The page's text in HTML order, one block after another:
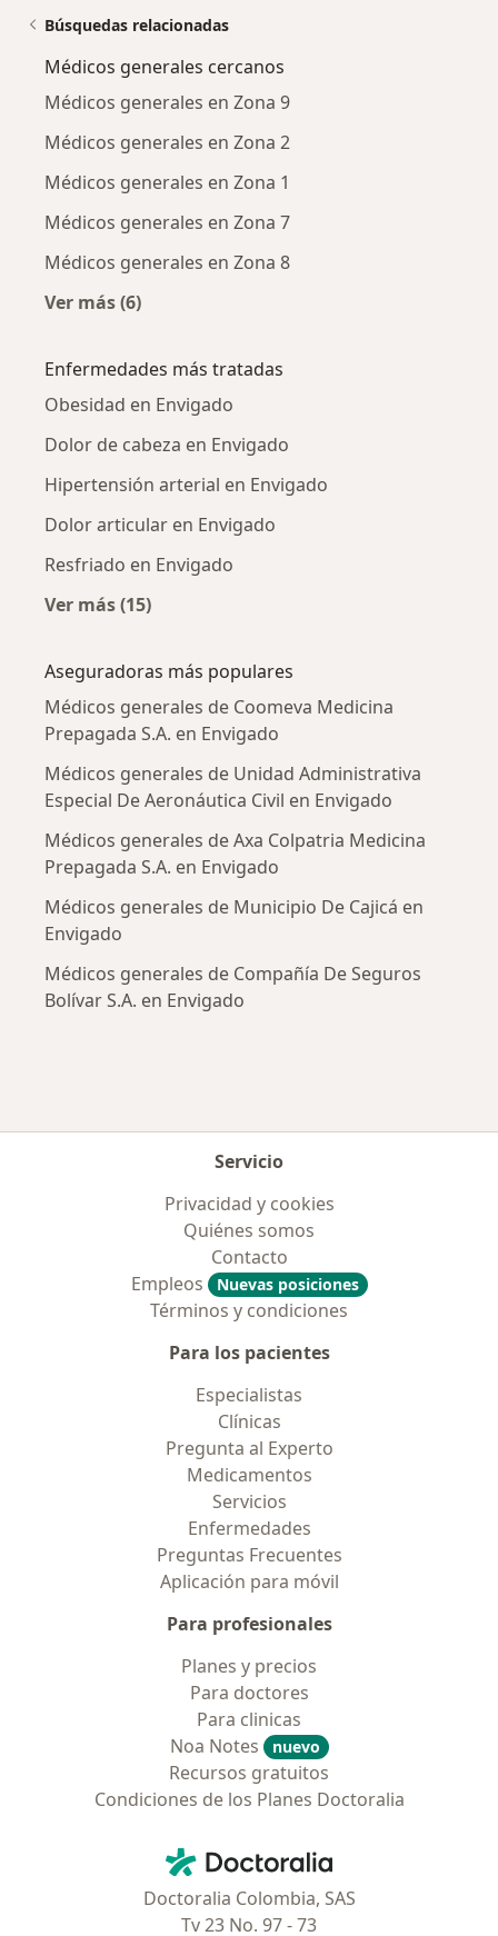
Búsquedas relacionadas
Médicos generales cercanos
Médicos generales en Zona 9
Médicos generales en Zona 2
Médicos generales en Zona 1
Médicos generales en Zona 7
Médicos generales en Zona 8
Ver más (6)
Enfermedades más tratadas
Obesidad en Envigado
Dolor de cabeza en Envigado
Hipertensión arterial en Envigado
Dolor articular en Envigado
Resfriado en Envigado
Ver más (15)
Aseguradoras más populares
Médicos generales de Coomeva Medicina
Prepagada S.A. en Envigado
Médicos generales de Unidad Administrativa
Especial De Aeronáutica Civil en Envigado
Médicos generales de Axa Colpatria Medicina
Prepagada S.A. en Envigado
Médicos generales de Municipio De Cajicá en
Envigado
Médicos generales de Compañía De Seguros
Bolívar S.A. en Envigado
Servicio
Privacidad y cookies
Quiénes somos
Contacto
Empleos
Nuevas posiciones
Términos y condiciones
Para los pacientes
Especialistas
Clínicas
Pregunta al Experto
Medicamentos
Servicios
Enfermedades
Preguntas Frecuentes
Aplicación para móvil
Para profesionales
Planes y precios
Para doctores
Para clinicas
Noa Notes
nuevo
Recursos gratuitos
Condiciones de los Planes Doctoralia
Doctoralia - Página de inicio
Doctoralia Colombia, SAS
Tv 23 No. 97 - 73